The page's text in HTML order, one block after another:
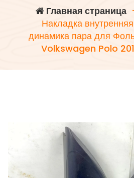
Главная страница
Накладка
динамика пара для
Volkswagen Polo